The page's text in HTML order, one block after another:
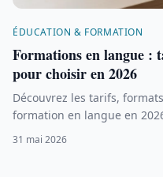
ÉDUCATION & FORMATION
Formations en langue :
pour choisir en 2026
Découvrez les tarifs,
formation en langue en
ligne, intensifs et conseils
31 mai 2026